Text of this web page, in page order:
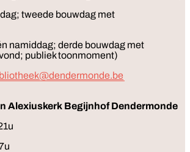
tweede bouwdag met
namiddag; derde bouwdag met
publiek toonmoment)
Alexiuskerk Begijnhof Dendermonde